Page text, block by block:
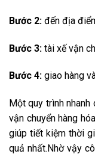
Bước 2: đến địa
Bước 3: tài xế vận
Bước 4: giao hàng
Một quy trình
vận chuyển hàng
giúp tiết kiệm thời
quả nhất.Nhờ vậy